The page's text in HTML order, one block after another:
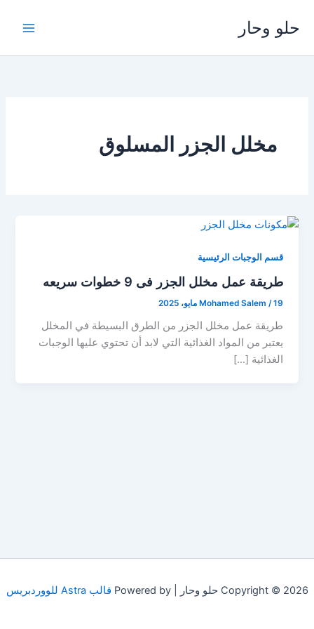
المحتوى
حلو وحار
مخلل الجزر المسلوق
قسم الوجبات الرئيسية
طريقة عمل مخلل الجزر فى 9 خطوات سريعه
Mohamed Salem /19 مايو، 2025
طريقة عمل مخلل الجزر من الطرق البسيطة في المخلل
يعتبر من المواد الغذائية التي لابد أن تحتوي عليها الوجبات
الغذائية […]
Copyright © 2026 حلو وحار | Powered by قالب Astra للووردبريس